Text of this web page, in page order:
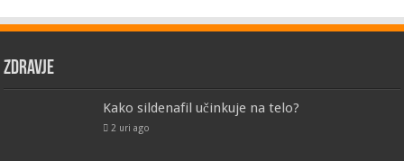
Zdravje
Kako sildenafil učinkuje na telo?
2 uri ago